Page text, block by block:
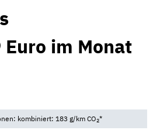
im Monat
kombiniert: 183 g/km CO2*